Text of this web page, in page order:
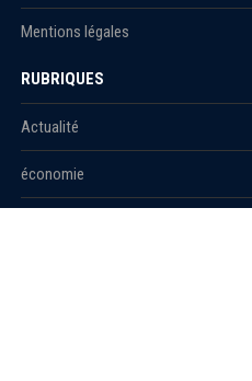
Mentions légales
RUBRIQUES
Actualité
économie